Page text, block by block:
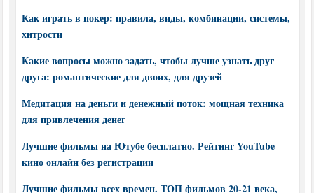
Как играть в покер: правила, виды, комбинации, системы,
хитрости
Какие вопросы можно задать, чтобы лучше узнать друг
друга: романтические для двоих, для друзей
Медитация на деньги и денежный поток: мощная техника
для привлечения денег
Лучшие фильмы на Ютубе бесплатно. Рейтинг YouTube
кино онлайн без регистрации
Лучшие фильмы всех времен. ТОП фильмов 20-21 века,